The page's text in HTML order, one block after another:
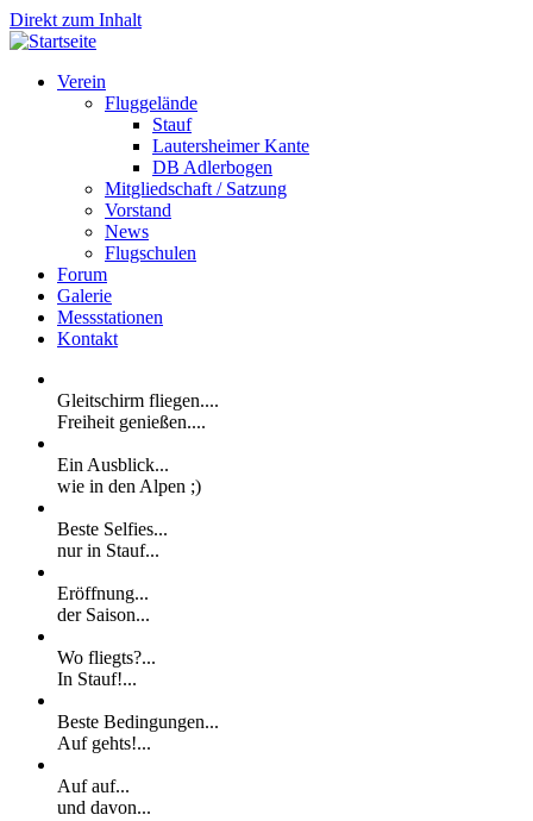
Direkt zum Inhalt
Verein
Fluggelände
Stauf
Lautersheimer Kante
DB Adlerbogen
Mitgliedschaft / Satzung
Vorstand
News
Flugschulen
Forum
Galerie
Messstationen
Kontakt
Gleitschirm fliegen....
Freiheit genießen....
Ein Ausblick...
wie in den Alpen ;)
Beste Selfies...
nur in Stauf...
Eröffnung...
der Saison...
Wo fliegts?...
In Stauf!...
Beste Bedingungen...
Auf gehts!...
Auf auf...
und davon...